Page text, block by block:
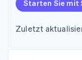
Zugriff auf mehr
Terminal
Starten Sie mit
Zuletzt